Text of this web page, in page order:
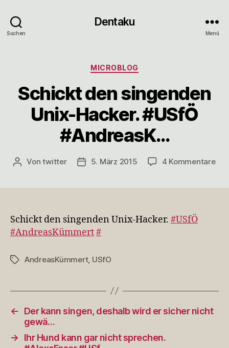
Suchen
Dentaku
Menü
Kategorien
MICROBLOG
Schickt den singenden
Unix-Hacker. #USfÖ
#AndreasK…
Beitragsautor
Vontwitter Veröffentlichungsdatum
5. März 2015 4 Kommentarezu
Schickt den singenden Unix-Hacker. #USfÖ
#AndreasKümmert#
Schlagwörter
AndreasKümmert, USfO
←
Der kann singen, deshalb wird er sicher nicht
gewä…
→
Ihr Hund kann gar nicht sprechen.